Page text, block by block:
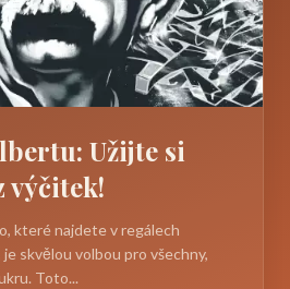
Užijte si
výčitek!
které najdete v regálech
skvělou volbou pro všechny,
Toto...